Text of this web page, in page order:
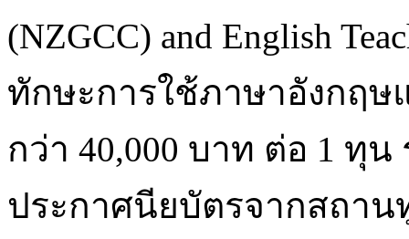
(NZGCC) and English
ทักษะการใช้ภาษาอังกฤษ
กว่า 40,000 บาท ต่อ 1 ทุ
ประกาศนียบัตรจากสถา